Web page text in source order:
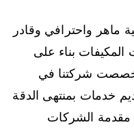
ماهر واحترافي وقادر
بناء على
تخصصت شركتنا في
خدمات بمنتهى الدقة
مقدمة الشركات